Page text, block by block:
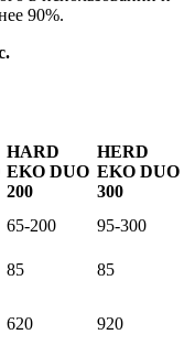
90%.
HARD
EKO DUO
200
HERD
EKO DUO
300
65-200
95-300
85 85
620
920